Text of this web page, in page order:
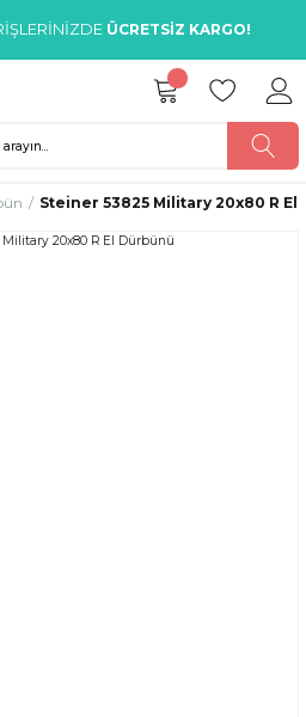
ÜCRETSİZ KARGO!
Steiner 53825 Military 20x80 R El